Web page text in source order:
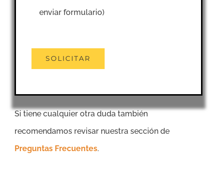
enviar formulario)
Si tiene cualquier otra duda también
recomendamos revisar nuestra sección de
Preguntas Frecuentes.